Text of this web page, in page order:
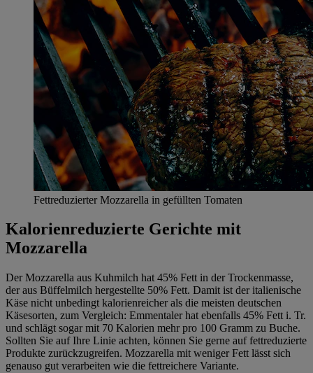
Fettreduzierter Mozzarella in gefüllten Tomaten
Kalorienreduzierte Gerichte mit
Mozzarella
Der Mozzarella aus Kuhmilch hat 45% Fett in der Trockenmasse,
der aus Büffelmilch hergestellte 50% Fett. Damit ist der italienische
Käse nicht unbedingt kalorienreicher als die meisten deutschen
Käsesorten, zum Vergleich: Emmentaler hat ebenfalls 45% Fett i. Tr.
und schlägt sogar mit 70 Kalorien mehr pro 100 Gramm zu Buche.
Sollten Sie auf Ihre Linie achten, können Sie gerne auf fettreduzierte
Produkte zurückzugreifen. Mozzarella mit weniger Fett lässt sich
genauso gut verarbeiten wie die fettreichere Variante.